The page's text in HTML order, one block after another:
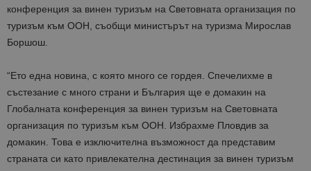
конференция за винен туризъм на Световната организация по
туризъм към ООН, съобщи министърът на туризма Мирослав
Боршош.
“Ето една новина, с която много се гордея. Спечелихме в
състезание с много страни и България ще е домакин на
Глобалната конференция за винен туризъм на Световната
организация по туризъм към ООН. Избрахме Пловдив за
домакин. Това е изключителна възможност да представим
страната си като привлекателна дестинация за винен туризъм